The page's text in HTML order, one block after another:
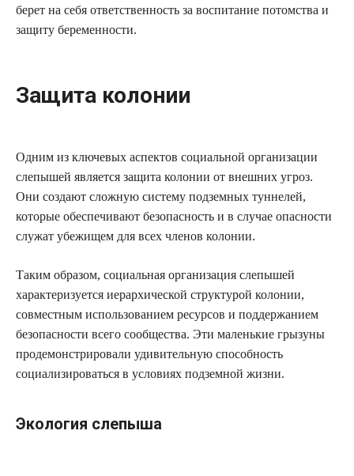
берет на себя ответственность за воспитание потомства и
защиту беременности.
Защита колонии
Одним из ключевых аспектов социальной организации
слепышей является защита колонии от внешних угроз.
Они создают сложную систему подземных туннелей,
которые обеспечивают безопасность и в случае опасности
служат убежищем для всех членов колонии.
Таким образом, социальная организация слепышей
характеризуется иерархической структурой колонии,
совместным использованием ресурсов и поддержанием
безопасности всего сообщества. Эти маленькие грызуны
продемонстрировали удивительную способность
социализироваться в условиях подземной жизни.
Экология слепыша